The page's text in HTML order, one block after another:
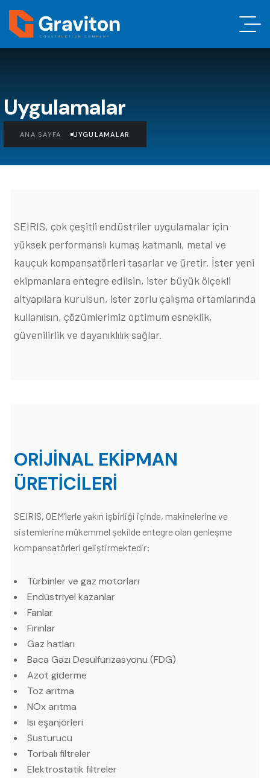
Uygulamalar
ANA SAYFA UYGULAMALAR
SEIRIS, çok çeşitli endüstriler uygulamalar için
yüksek performanslı kumaş katmanlı, metal ve
kauçuk kompansatörleri tasarlar ve üretir. İster yeni
ekipmanlara entegre edilsin, ister büyük ölçekli
altyapılara kurulsun, ister zorlu çalışma ortamlarında
kullanılsın, çözümlerimiz optimum esneklik,
güvenilirlik ve dayanıklılık sağlar.
ORIJINAL EKIPMAN
ÜRETICILERI
SEIRIS, OEM’lerle yakın işbirliği içinde, makinelerine ve
sistemlerine mükemmel şekilde entegre olan genleşme
kompansatörleri geliştirmektedir:
Türbinler ve gaz motorları
Endüstriyel kazanlar
Fanlar
Fırınlar
Gaz hatları
Baca Gazı Desülfürizasyonu (FDG)
Azot giderme
Toz arıtma
NOx arıtma
Isı eşanjörleri
Susturucu
Torbalı filtreler
Elektrostatik filtreler